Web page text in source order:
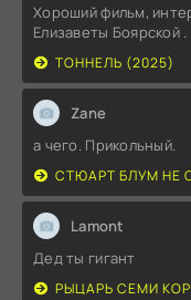
Хороший фильм,
Елизаветы Боярской .
ТОННЕЛЬ (2025)
Zane
а чего. Прикольный.
СТЮАРТ БЛУМ НЕ
Lamont
Дед ты гигант
РЫЦАРЬ СЕМИ